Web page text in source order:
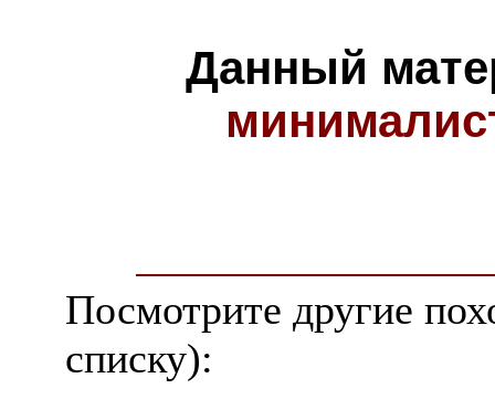
Данный
Посмотрите другие
списку):